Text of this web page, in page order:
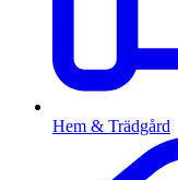
Hem & Trädgård